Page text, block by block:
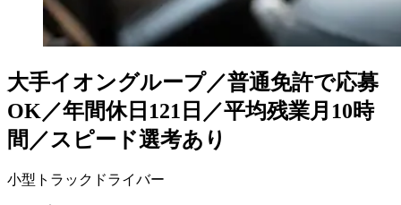
大手イオングループ／普通免許で応募
OK／年間休日121日／平均残業月10時
間／スピード選考あり
小型トラックドライバー